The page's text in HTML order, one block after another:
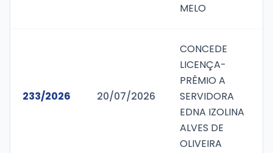
MELO
233/2026 20/07/2026
CONCEDE
LICENÇA-
PRÊMIO A
SERVIDORA
EDNA IZOLINA
ALVES DE
OLIVEIRA